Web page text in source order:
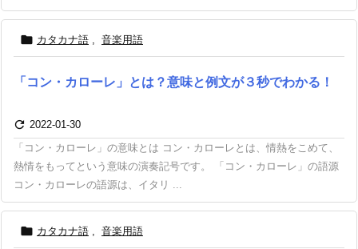
 カタカナ語 , 音楽用語
「コン・カローレ」とは？意味と例文が３秒でわかる！
 2022-01-30
「コン・カローレ」の意味とは コン・カローレとは、情熱をこめて、
熱情をもってという意味の演奏記号です。 「コン・カローレ」の語源
コン・カローレの語源は、イタリ ...
 カタカナ語 , 音楽用語